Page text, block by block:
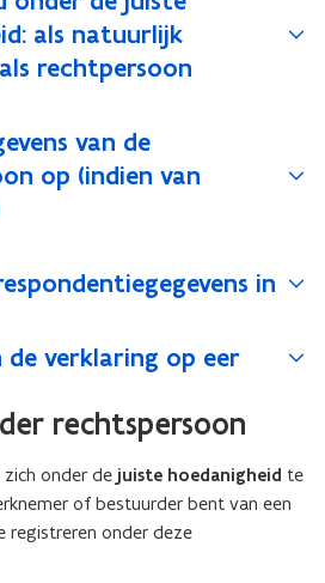
als natuurlijk
rechtpersoon
van de
op (indien van
in
de verklaring op eer
rechtspersoon
onder de juiste hoedanigheid te
of bestuurder bent van een
registreren onder deze